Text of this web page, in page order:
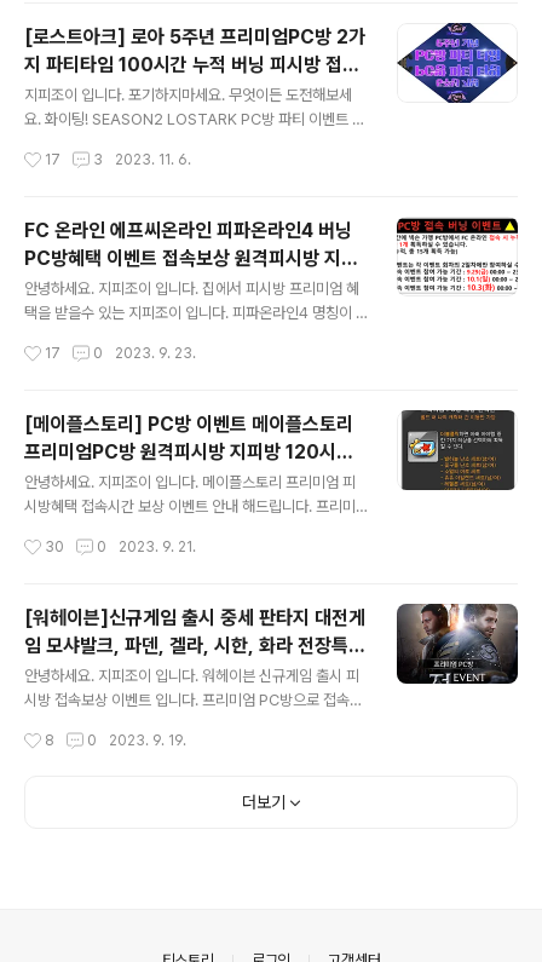
메이플 계정당 하루 최대 10시간 누적 가능 프리미엄 PC
방 접속에 따른 MVP 반영 금액은 기존과 동일하게 별도의
시간 제한이 없음 프리미엄 PC방 접속 시간 누적은 레벨
제한이 없이 가능하며, 일일 / 초 누적 접속 시간 보상은 월
드 관계 없이 메이플ID당 한 번만, 프리미엄 PC방에서 접
미엄 피시방에서 루나 월드로 접속 후, 누적한 시간에 맞는
[로스트아크] 로아 5주년 프리미엄PC방 2가
지 파티타임 100시간 누적 버닝 피시방 접속
보상 이벤트 원격피시방 지피방 집피방 PC방
혜택 안내.공간.시간 간섭없이 이용가능.
지피조이 입니다. 포기하지마세요. 무엇이든 도전해보세
요. 화이팅! SEASON2 LOSTARK PC방 파티 이벤트 매
년 11월 1일 에서 24년 1월 10일 점검 전까지 보상 수령
전까지 주간 PC방 주간 접속 보상 획득을 위한 접속 시간
은 매주 수요일 오전 6:00에 초기화되며, 새로운 주차가
시작됩니다. 해당 주차가 지난 후에도 수령할 수 있다고 합
니다. 주간 접속 이벤트는 하루 PC방 접속 최대 10시간까
지만 채울 수 있습니다. 이상 접속시 미적용 되는듯 합니다.
바타 선택 상자를 획득할 수 있습니다. 주간 접속 시..
17 3 2023. 11. 6.
FC 온라인 에프씨온라인 피파온라인4 버닝
PC방혜택 이벤트 접속보상 원격피시방 지피
방 집피방 수수료할인 쿠폰
안녕하세요. 지피조이 입니다. 집에서 피시방 프리미엄 혜
택을 받을수 있는 지피조이 입니다. 피파온라인4 명칭이 F
안내해 드립니다. 대기없이 바로 바로 원격피시방으로 이
애플) 버전설치하시면 핸드폰에 실시간 알림 기능이 추가
됩니다. 이번 추석 연후기간 내내 에프시온라인 접속보상
버닝 이벤트가 진행 예정입니다. 많은 참여 바랍니다. ww
w.gpjoy.co.kr 지피조이-원격피시방,지피방 대기없이 빠
르고 안전한 하이런처,지피방,원격피시방,원격pc방,원격
시방 보유 gpjoy.com
17 0 2023. 9. 23.
[메이플스토리] PC방 이벤트 메이플스토리
프리미엄PC방 원격피시방 지피방 120시간
일일 접속 마일리지 보상
안녕하세요. 지피조이 입니다. 메이플스토리 프리미엄 피
시방혜택 접속시간 보상 이벤트 안내 해드립니다. 프리미
23년 9월22일(금) 오전 00시부터 23년 11월9일(목) 오
벤트 안내입니다. 일일접속시간보상 30분(마일리지100),
60분(마일리지100), 120분(마일리지500), 180분(마일
리지500) 특별 이벤트 날 - 9월30일(수), 10월3일(화), 1
0월8일(일) 별도 아이템지급 총누적접속시간보상 30시
간- 솜사탕 핑크빈 30일상자,프리미엄피시방 뷰티 큐폰교
세이드 무기상자 90시간-PC방 의상 선택권, 아케인 세이
30 0 2023. 9. 21.
[워헤이븐]신규게임 출시 중세 판타지 대전게
임 모샤발크, 파덴, 겔라, 시한, 화라 전장특성
에 맞게 이벤트 원격피시방 PC방으로 접속보
상 시간 경험해보세요. 집피방 직업군 6가지-
블레이드 ..
안녕하세요. 지피조이 입니다. 워헤이븐 신규게임 출시 피
시방 접속보상 이벤트 입니다. 프리미엄 PC방으로 접속보
월19일 ~ 2027월 12월까지 피시방 접속 누적보상 이벤
미루다 출시한 게임 입니다. 지금까지 대전게임하고는 새
8 0 2023. 9. 19.
더보기